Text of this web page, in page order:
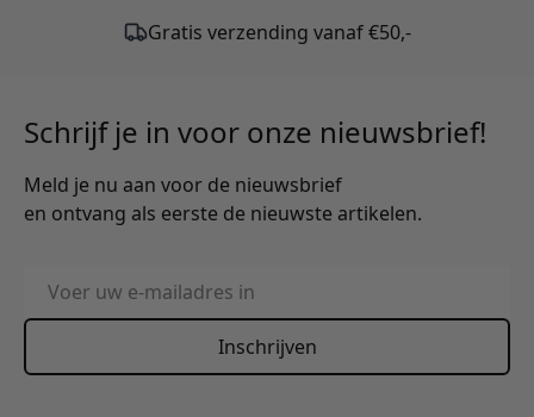
Gratis verzending vanaf €50,-
Schrijf je in voor onze nieuwsbrief!
Meld je nu aan voor de nieuwsbrief
en ontvang als eerste de nieuwste artikelen.
E-mailadres
Inschrijven